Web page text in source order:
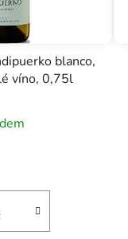
blanco,
víno, 0,75l